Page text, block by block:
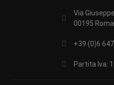
Via
00195 Roma
+39 (0)6
Partita Iva: